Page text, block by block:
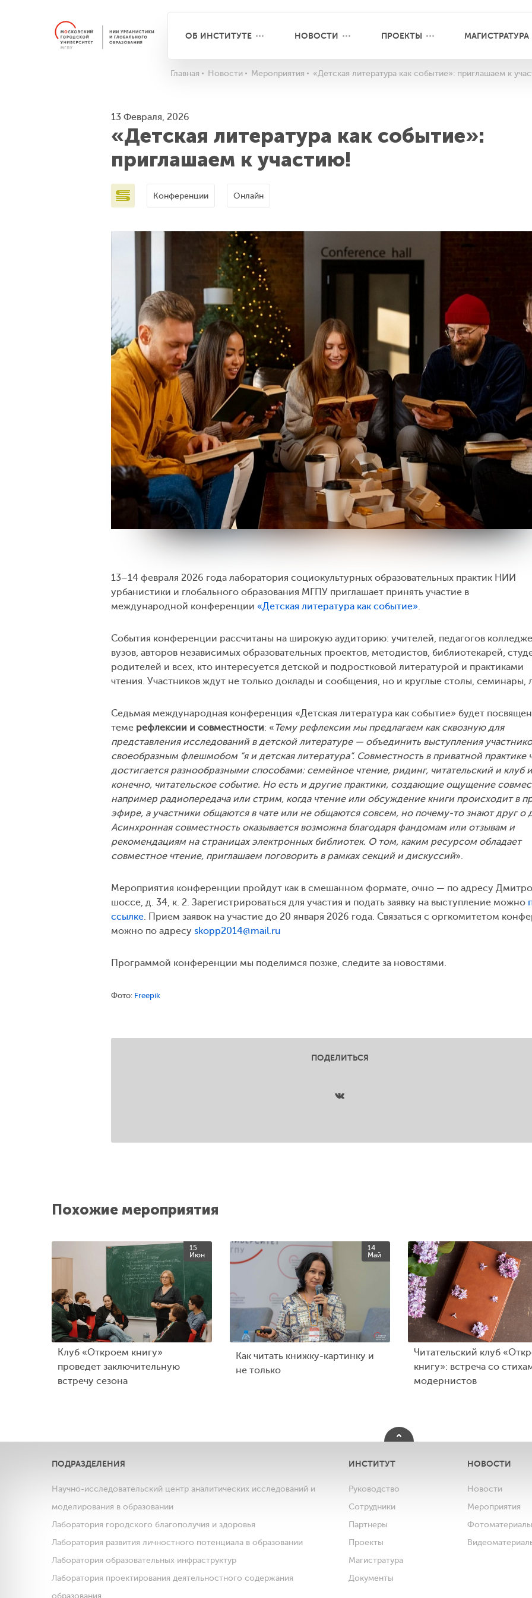
ОБ ИНСТИТУТЕ НОВОСТИ ПРОЕКТЫ МАГИСТРАТУРА
Главная Новости Мероприятия «Детская литература как событие»: приглашаем к
13 Февраля, 2026
«Детская литература как событие»:
приглашаем к участию!
Конференции Онлайн
13–14 февраля 2026 года лаборатория социокультурных образовательных практик НИИ
урбанистики и глобального образования МГПУ приглашает принять участие в
международной конференции «Детская литература как событие»
События конференции рассчитаны на широкую аудиторию: учителей, педагогов
вузов, авторов независимых образовательных проектов, методистов, библиотекарей,
родителей и всех, кто интересуется детской и подростковой литературой и практиками
чтения. Участников ждут не только доклады и сообщения, но и круглые столы, семинары,
Седьмая международная конференция «Детская литература как событие» будет
теме рефлексии и совместности: « Тему рефлексии мы предлагаем как сквозную для
представления исследований в детской литературе — объединить выступления
своеобразным флешмобом “я и детская литература”. Совместность в приватной практике
достигается разнообразными способами: семейное чтение, ридинг, читательский и клуб
конечно, читательское событие. Но есть и другие практики, создающие ощущение
например радиопередача или стрим, когда чтение или обсуждение книги происходит в
эфире, а участники общаются в чате или не общаются совсем, но почему-то знают друг о
Асинхронная совместность оказывается возможна благодаря фандомам или отзывам и
рекомендациям на страницах электронных библиотек. О том, каким ресурсом обладает
совместное чтение, приглашаем поговорить в рамках секций и дискуссий».
Мероприятия конференции пройдут как в смешанном формате, очно — по адресу
шоссе, д. 34, к. 2. Зарегистрироваться для участия и подать заявку на выступление можно
ссылке . Прием заявок на участие до 20 января 2026 года. Связаться с оргкомитетом
можно по адресу skopp2014@mail.ru
Программой конференции мы поделимся позже, следите за новостями.
Фото: Freepik
ПОДЕЛИТЬСЯ
Похожие мероприятия
15
Июн
Клуб «Откроем книгу»
проведет заключительную
встречу сезона
14
Май
Как читать книжку-картинку и
не только
Читательский клуб
книгу»: встреча со
модернистов
ПОДРАЗДЕЛЕНИЯ
Научно-исследовательский центр аналитических исследований и
моделирования в образовании
Лаборатория городского благополучия и здоровья
Лаборатория развития личностного потенциала в образовании
Лаборатория образовательных инфраструктур
Лаборатория проектирования деятельностного содержания
образования
ИНСТИТУТ
Руководство
Сотрудники
Партнеры
Проекты
Магистратура
Документы
НОВОСТИ
Новости
Мероприятия
Фотоматериалы